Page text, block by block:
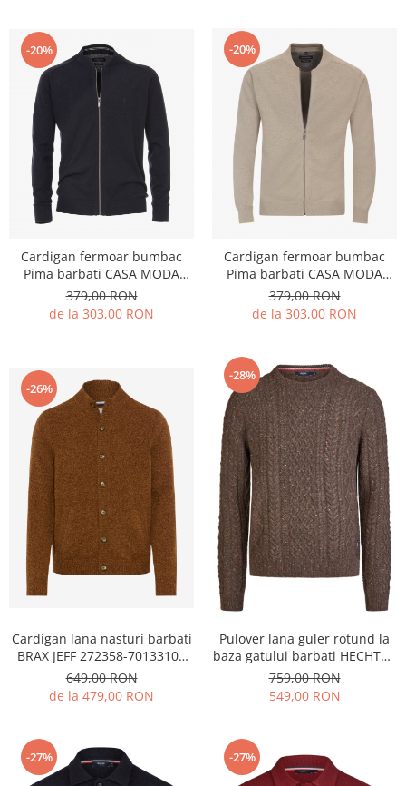
-20%
Cardigan fermoar bumbac
Pima barbati CASA MODA
004440 bleumarin
379,00 RON
de la 303,00 RON
-20%
Cardigan fermoar bumbac
Pima barbati CASA MODA
004440 bej
379,00 RON
de la 303,00 RON
-26%
Cardigan lana nasturi barbati
BRAX JEFF 272358-70133100
maro melanj
649,00 RON
de la 479,00 RON
-28%
Pulover lana guler rotund la
baza gatului barbati HECHTER
maro
759,00 RON
549,00 RON
-27% -27%